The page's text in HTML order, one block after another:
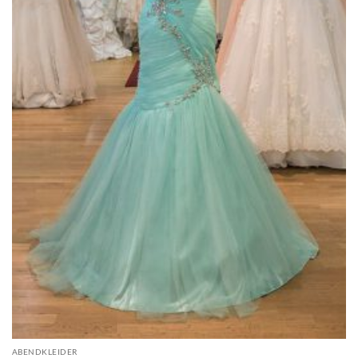
ABENDKLEIDER